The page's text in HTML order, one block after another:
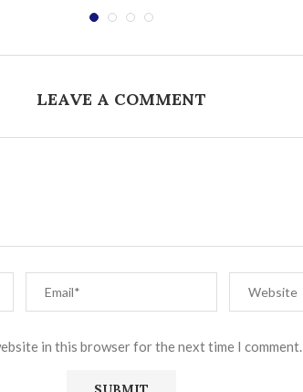
LEAVE A COMMENT
in this browser for the next time I comment.